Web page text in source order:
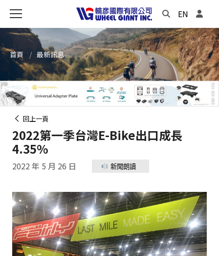
EN
首頁 最新訊息
回上一頁
2022第一季台灣E-Bike出口成長
4.35%
2022 年 5 月 26 日 新聞朗讀